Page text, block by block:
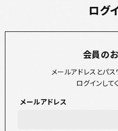
ログ
会員の
メールアドレスとパ
ログインして
メールアドレス